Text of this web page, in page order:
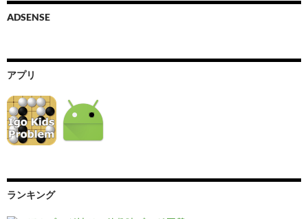
ADSENSE
アプリ
ランキング